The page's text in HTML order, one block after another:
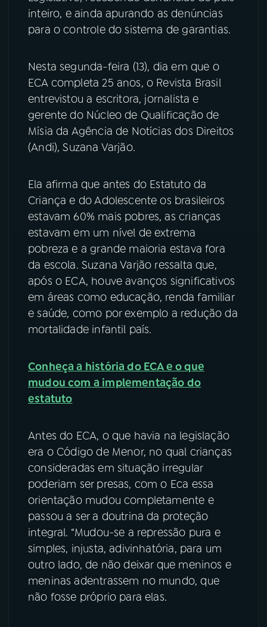
08FESTIVAL DE MÚSICA
ACOMPANHE A RÁDIO NACIONAL
YouTube Facebook
X
TikTok
inteiro, e ainda apurando as denúncias
para o controle do sistema de garantias.
Nesta segunda-feira (13), dia em que o
ECA completa 25 anos, o Revista Brasil
entrevistou a escritora, jornalista e
gerente do Núcleo de Qualificação de
Mísia da Agência de Notícias dos Direitos
(Andi), Suzana Varjão.
Ela afirma que antes do Estatuto da
Criança e do Adolescente os brasileiros
estavam 60% mais pobres, as crianças
estavam em um nível de extrema
pobreza e a grande maioria estava fora
da escola. Suzana Varjão ressalta que,
após o ECA, houve avanços significativos
em áreas como educação, renda familiar
e saúde, como por exemplo a redução da
mortalidade infantil país.
Conheça a história do ECA e o que
mudou com a implementação do
estatuto
Antes do ECA, o que havia na legislação
era o Código de Menor, no qual crianças
consideradas em situação irregular
poderiam ser presas, com o Eca essa
orientação mudou completamente e
passou a ser a doutrina da proteção
integral. “Mudou-se a repressão pura e
simples, injusta, adivinhatória, para um
outro lado, de não deixar que meninos e
meninas adentrassem no mundo, que
não fosse próprio para elas.